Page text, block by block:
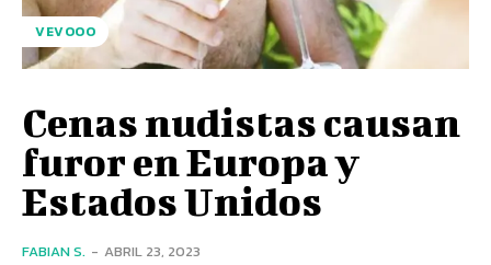
VEVOOO
Cenas nudistas causan
furor en Europa y
Estados Unidos
FABIAN S. - ABRIL 23, 2023